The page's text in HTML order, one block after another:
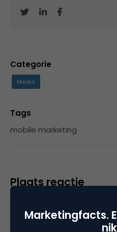
Categorie
Media
Tags
mobile marketing
Plaats reactie
plaatsen.
Marketingfacts.